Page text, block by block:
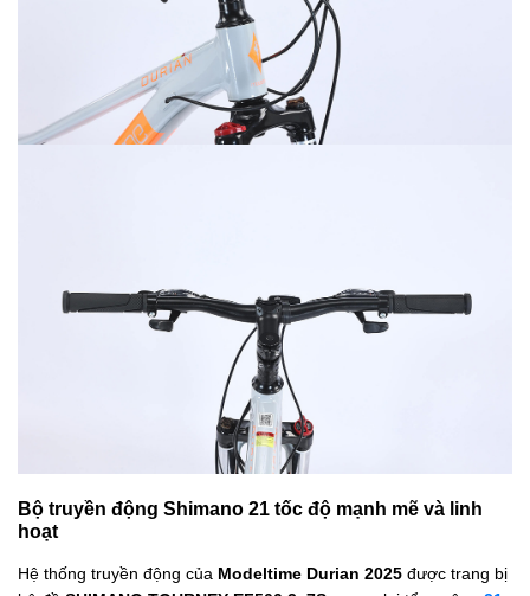
Bộ truyền động Shimano 21 tốc độ mạnh mẽ và linh
hoạt
Hệ thống truyền động của Modeltime Durian 2025 được trang bị